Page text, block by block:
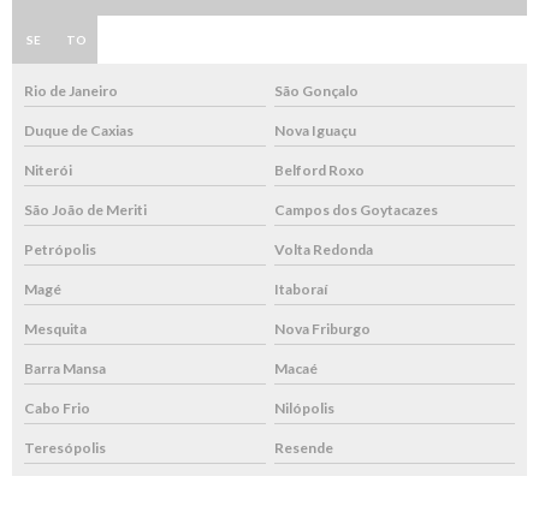
SE TO
Rio de Janeiro São Gonçalo
Duque de Caxias Nova Iguaçu
Niterói Belford Roxo
São João de Meriti Campos dos Goytacazes
Petrópolis Volta Redonda
Magé Itaboraí
Mesquita Nova Friburgo
Barra Mansa Macaé
Cabo Frio Nilópolis
Teresópolis Resende